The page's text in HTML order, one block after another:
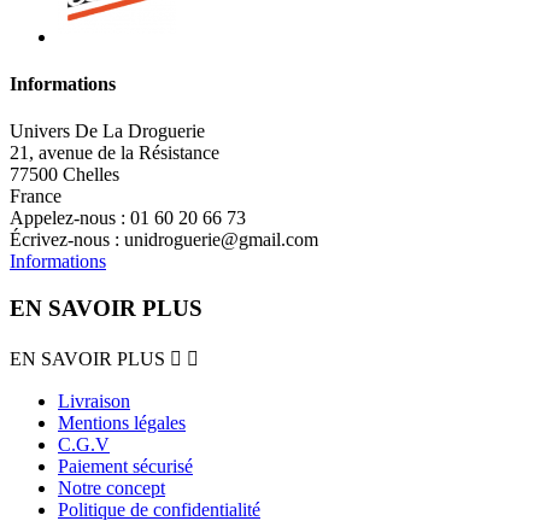
Informations
Univers De La Droguerie
21, avenue de la Résistance
77500 Chelles
France
Appelez-nous : 01 60 20 66 73
Écrivez-nous : unidroguerie@gmail.com
Informations
EN SAVOIR PLUS
EN SAVOIR PLUS  
Livraison
Mentions légales
C.G.V
Paiement sécurisé
Notre concept
Politique de confidentialité